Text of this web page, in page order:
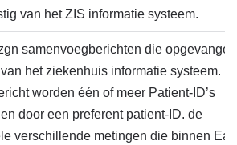
van het ZIS informatie systeem.
samenvoegberichten die opgevangen
het ziekenhuis informatie systeem.
worden één of meer Patient-ID’s
door een preferent patient-ID. de
verschillende metingen die binnen